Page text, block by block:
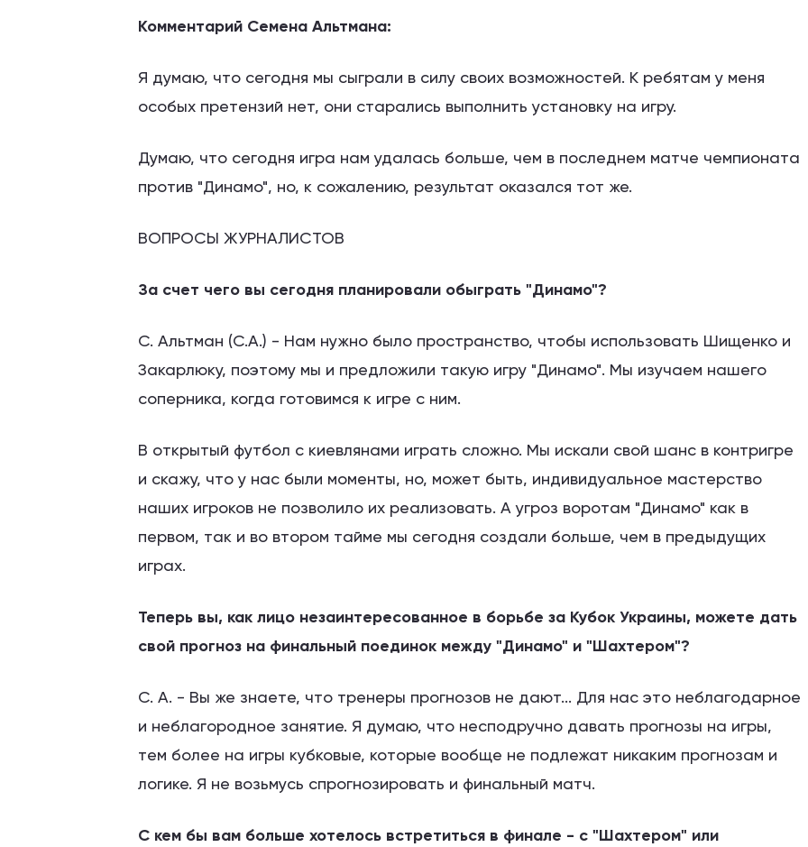
Комментарий Семена Альтмана:
Я думаю, что сегодня мы сыграли в силу своих возможностей. К ребятам у меня
особых претензий нет, они старались выполнить установку на игру.
Думаю, что сегодня игра нам удалась больше, чем в последнем матче чемпионата
против "Динамо", но, к сожалению, результат оказался тот же.
ВОПРОСЫ ЖУРНАЛИСТОВ
За счет чего вы сегодня планировали обыграть "Динамо"?
С. Альтман (С.А.) - Нам нужно было пространство, чтобы использовать Шищенко и
Закарлюку, поэтому мы и предложили такую игру "Динамо". Мы изучаем нашего
соперника, когда готовимся к игре с ним.
В открытый футбол с киевлянами играть сложно. Мы искали свой шанс в контригре
и скажу, что у нас были моменты, но, может быть, индивидуальное мастерство
наших игроков не позволило их реализовать. А угроз воротам "Динамо" как в
первом, так и во втором тайме мы сегодня создали больше, чем в предыдущих
играх.
Теперь вы, как лицо незаинтересованное в борьбе за Кубок Украины, можете дать
свой прогноз на финальный поединок между "Динамо" и "Шахтером"?
С. А. - Вы же знаете, что тренеры прогнозов не дают... Для нас это неблагодарное
и неблагородное занятие. Я думаю, что несподручно давать прогнозы на игры,
тем более на игры кубковые, которые вообще не подлежат никаким прогнозам и
логике. Я не возьмусь спрогнозировать и финальный матч.
С кем бы вам больше хотелось встретиться в финале - с "Шахтером" или